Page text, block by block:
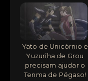
Yato de Unicórnio e
Yuzuriha de Grou
precisam ajudar o
Tenma de Pégaso!